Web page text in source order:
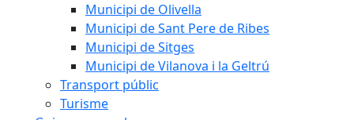
Municipi de Olivella
Municipi de Sant Pere de Ribes
Municipi de Sitges
Municipi de Vilanova i la Geltrú
Transport públic
Turisme